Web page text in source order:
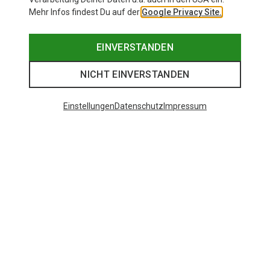
Mehr Infos findest Du auf der Google Privacy Site.
EINVERSTANDEN
NICHT EINVERSTANDEN
EinstellungenDatenschutz Impressum